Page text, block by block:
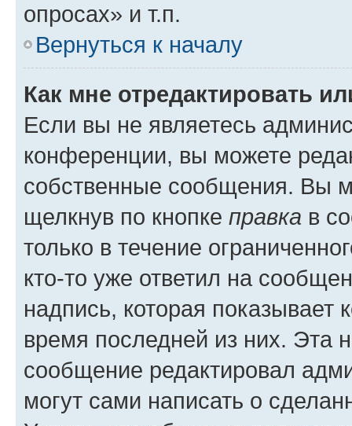
опросах» и т.п.
Вернуться к началу
Как мне отредактировать
Если вы не являетесь
конференции, вы можете
собственные сообщения. Вы
щелкнув по кнопке правка в
только в течение
кто-то уже ответил на
надпись, которая показывает
время последней из них. Эта
сообщение редактировал
могут сами написать о